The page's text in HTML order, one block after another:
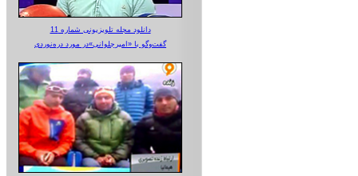
دانلود مجله تلویزیونی شماره 11
گفت‌وگو با «امیرجلوانی»در مورد دره‌نوردی